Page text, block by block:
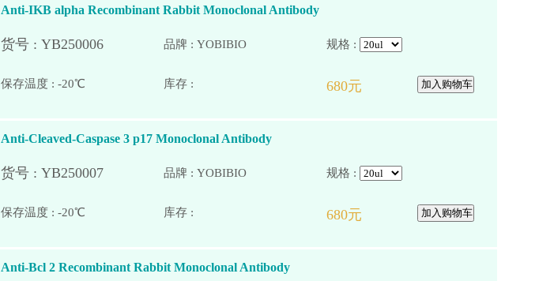
Anti-IKB alpha Recombinant Rabbit Monoclonal Antibody
品牌 : YOBIBIO 规格 :
保存温度 : -20℃
Anti-Cleaved-Caspase 3 p17 Monoclonal Antibody
品牌 : YOBIBIO 规格 :
保存温度 : -20℃
Anti-Bcl 2 Recombinant Rabbit Monoclonal Antibody